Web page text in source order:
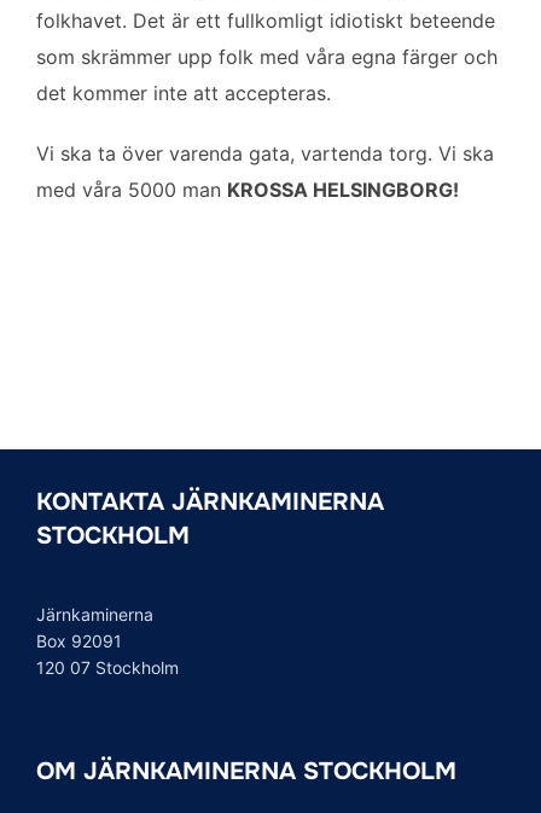
folkhavet. Det är ett fullkomligt idiotiskt beteende
som skrämmer upp folk med våra egna färger och
det kommer inte att accepteras.
Vi ska ta över varenda gata, vartenda torg. Vi ska
med våra 5000 man KROSSA HELSINGBORG!
KONTAKTA JÄRNKAMINERNA
STOCKHOLM
Järnkaminerna
Box 92091
120 07 Stockholm
OM JÄRNKAMINERNA STOCKHOLM